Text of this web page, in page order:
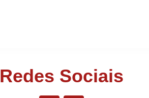
Redes Sociais